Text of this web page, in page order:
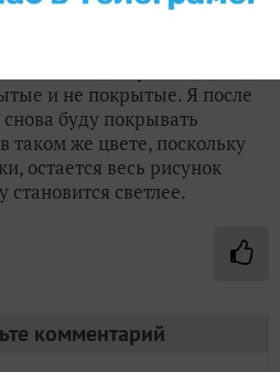
Что могу сказать
этим цветом, сразу
и не покрытые. Я после
буду покрывать
таком же цвете, поскольку
остается весь рисунок
светлее.
комментарий